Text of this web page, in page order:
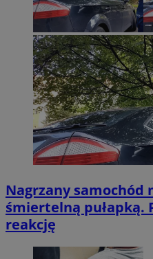
Nagrzany samochód
śmiertelną pułapką.
reakcję